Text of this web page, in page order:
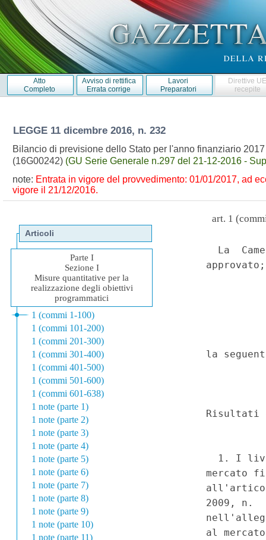
Atto
Completo
Avviso di rettifica
Errata corrige
Lavori
Preparatori
Direttive
recepite
LEGGE 11 dicembre 2016, n. 232
Bilancio di previsione dello Stato per l'anno finanziario
(16G00242) (GU Serie Generale n.297 del 21-12-2016 -
note: Entrata in vigore del provvedimento: 01/01/2017, ad
vigore il 21/12/2016.